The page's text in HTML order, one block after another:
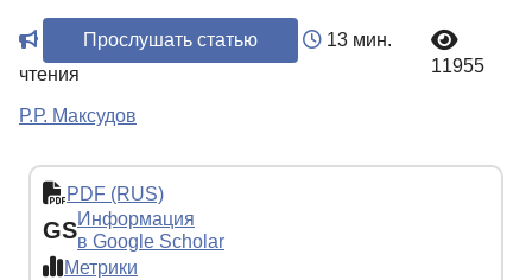
Прослушать статью
13 мин.
чтения
11955
Р.Р. Максудов
PDF (RUS)
GSИнформация
в Google Scholar
Метрики